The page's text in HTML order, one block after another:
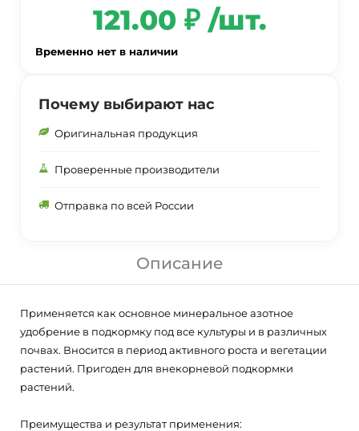
121.00 ₽ /шт.
Временно нет в наличии
Почему выбирают нас
Оригинальная продукция
Проверенные производители
Отправка по всей России
Описание
Применяется как основное минеральное азотное
удобрение в подкормку под все культуры и в различных
почвах. Вносится в период активного роста и вегетации
растений. Пригоден для внекорневой подкормки
растений.
Преимущества и результат применения: